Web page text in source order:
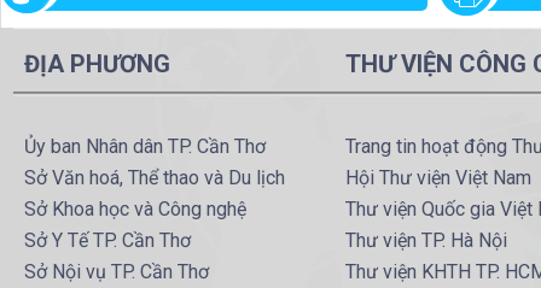
ĐỊA PHƯƠNG
Ủy ban Nhân dân TP. Cần Thơ
Sở Văn hoá, Thể thao và Du lịch
Sở Khoa học và Công nghệ
Sở Y Tế TP. Cần Thơ
Sở Nội vụ TP. Cần Thơ
THƯ VIỆN CÔNG
Trang tin hoạt động
Hội Thư viện Việt Nam
Thư viện Quốc gia Việt
Thư viện TP. Hà Nội
Thư viện KHTH TP.